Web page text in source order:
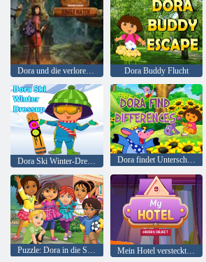
Dora und die verlorene Stadt aus Gold: Jungle Match Dora Buddy Flucht
Dora findet Unterschiede
Puzzle: Dora in die Stadt Mein Hotel verstecktes Objekt